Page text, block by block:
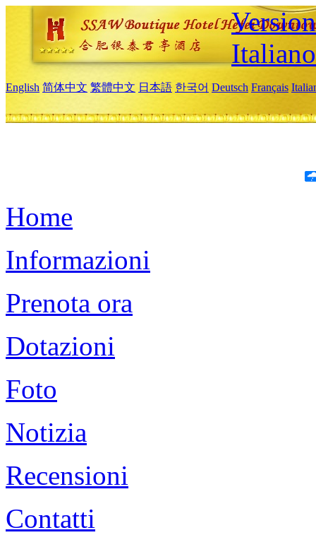
Italiano
English 简体中文 繁體中文 日本語 한국어 Deutsch Français
Home
Informazioni
Prenota ora
Dotazioni
Foto
Notizia
Recensioni
Contatti